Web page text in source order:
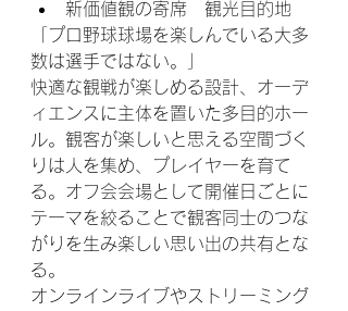
新価値観の寄席　観光目的地
「プロ野球球場を楽しんでいる大多
数は選手ではない。」
快適な観戦が楽しめる設計、オーデ
ィエンスに主体を置いた多目的ホー
ル。観客が楽しいと思える空間づく
りは人を集め、プレイヤーを育て
る。オフ会会場として開催日ごとに
テーマを絞ることで観客同士のつな
がりを生み楽しい思い出の共有とな
る。
オンラインライブやストリーミング